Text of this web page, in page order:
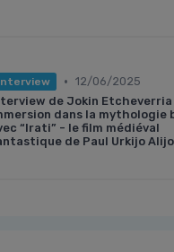
• 12/06/2025
de Jokin Etcheverria
dans la mythologie
“Irati” - le film médiéval
de Paul Urkijo Alijo